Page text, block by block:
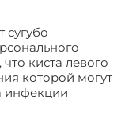
сугубо
киста левого
которой могут
инфекции